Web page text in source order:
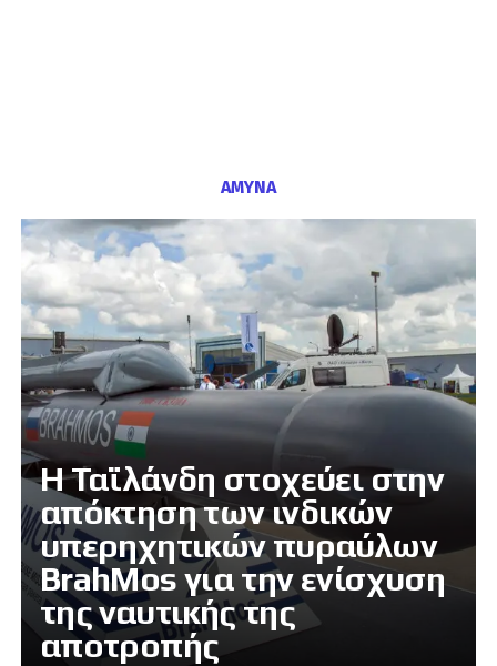
ΑΜΥΝΑ
Η Ταϊλάνδη στοχεύει στην
απόκτηση των ινδικών
υπερηχητικών πυραύλων
BrahMos για την ενίσχυση
της ναυτικής της
αποτροπής